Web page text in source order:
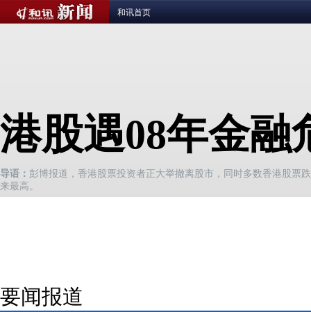
和讯首页
港股遇08年金融
导语： 彭博报道，香港股票投资者正大举撤离股市，同时多数香港股票
来最高。
要闻报道